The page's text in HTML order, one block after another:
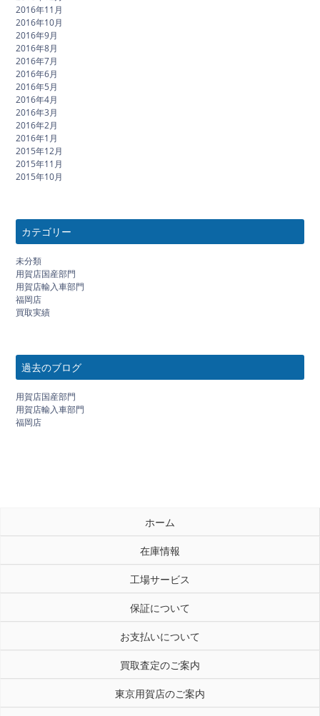
2016年11月
2016年10月
2016年9月
2016年8月
2016年7月
2016年6月
2016年5月
2016年4月
2016年3月
2016年2月
2016年1月
2015年12月
2015年11月
2015年10月
カテゴリー
未分類
用賀店国産部門
用賀店輸入車部門
福岡店
買取実績
過去のブログ
用賀店国産部門
用賀店輸入車部門
福岡店
ホーム
在庫情報
工場サービス
保証について
お支払いについて
買取査定のご案内
東京用賀店のご案内